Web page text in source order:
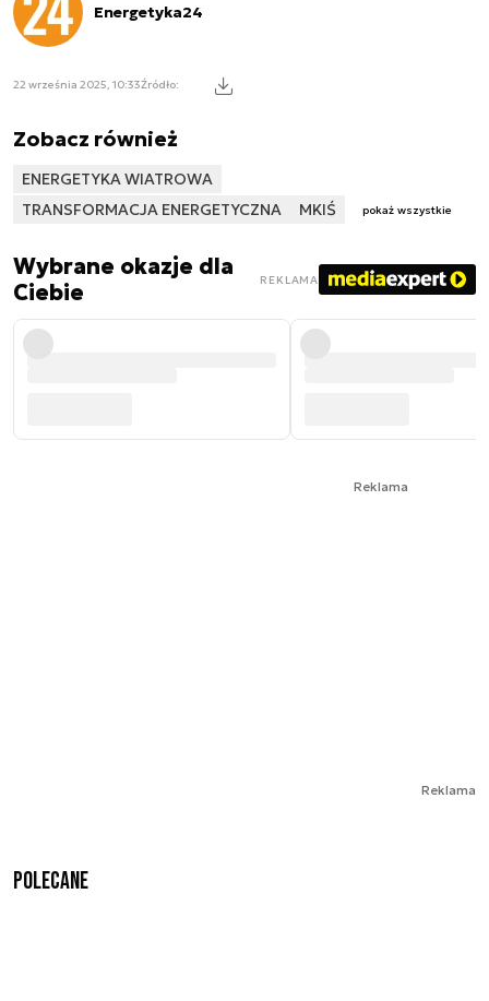
Energetyka24
22 września 2025, 10:33Źródło:
Zobacz również
ENERGETYKA WIATROWA
TRANSFORMACJA ENERGETYCZNA
MKIŚ pokaż wszystkie
Wybrane okazje dla
Ciebie
REKLAMA
Reklama
Reklama
Polecane